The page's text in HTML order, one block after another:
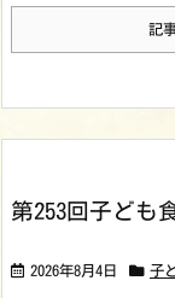
記
第253回子ども
2026年8月4日 子